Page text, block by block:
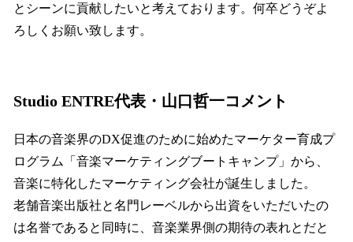
とシーンに貢献したいと考えております。何卒どうぞよ
ろしくお願い致します。
Studio ENTRE代表・山口哲一コメント
日本の音楽界のDX促進のために始めたマーケター育成プ
ログラム「音楽マーケティングブートキャンプ」から、
音楽に特化したマーケティング会社が誕生しました。
老舗音楽出版社と名門レーベルから出資をいただいたの
は名誉であると同時に、音楽業界側の期待の表れとだと